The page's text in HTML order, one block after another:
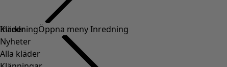
Kläder
Nyheter
Alla kläder
InredningÖppna meny Inredning